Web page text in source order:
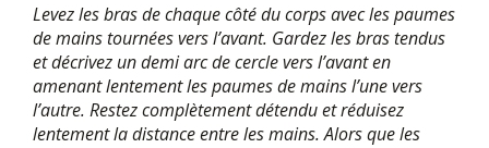
Levez les bras de chaque côté du corps avec les paumes
de mains tournées vers l’avant. Gardez les bras tendus
et décrivez un demi arc de cercle vers l’avant en
amenant lentement les paumes de mains l’une vers
l’autre. Restez complètement détendu et réduisez
lentement la distance entre les mains. Alors que les